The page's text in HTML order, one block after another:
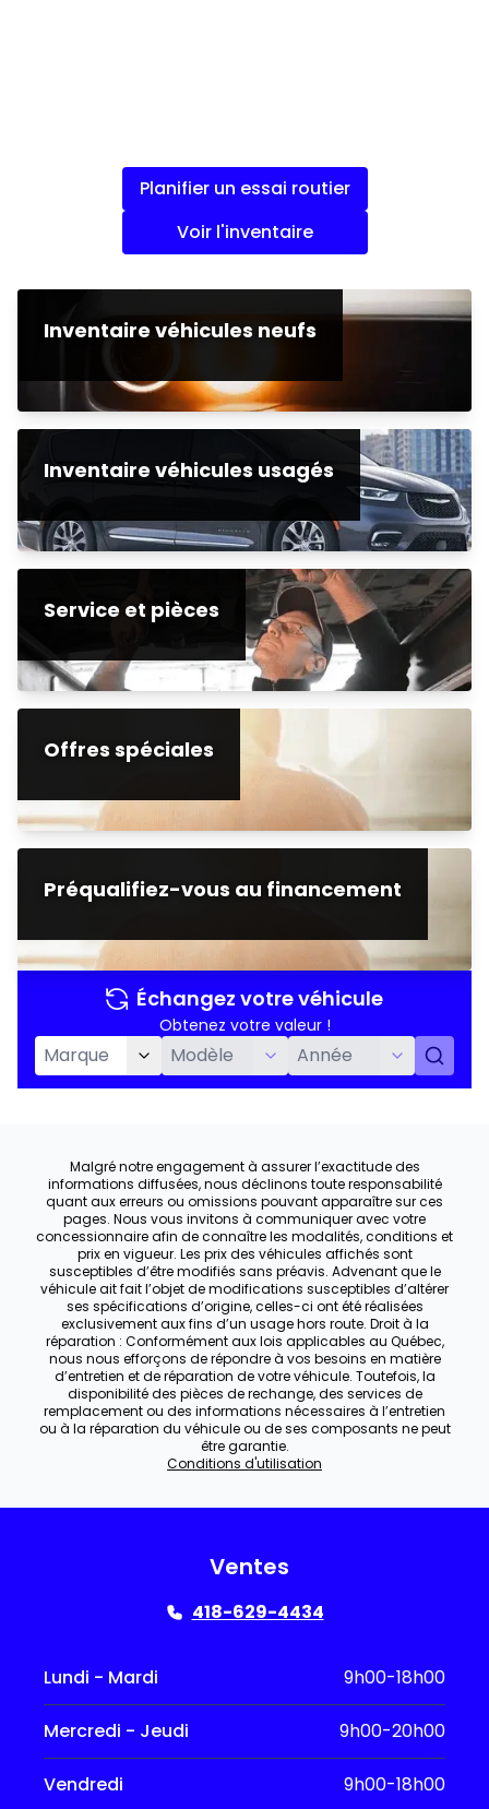
Planifier un essai routier
Voir l'inventaire
Inventaire véhicules neufs
Inventaire véhicules usagés
Service et pièces
Offres spéciales
Préqualifiez-vous au financement
Échangez votre véhicule
Obtenez votre valeur !
Malgré notre engagement à assurer l’exactitude des
informations diffusées, nous déclinons toute responsabilité
quant aux erreurs ou omissions pouvant apparaître sur ces
pages. Nous vous invitons à communiquer avec votre
concessionnaire afin de connaître les modalités, conditions et
prix en vigueur. Les prix des véhicules affichés sont
susceptibles d’être modifiés sans préavis. Advenant que le
véhicule ait fait l’objet de modifications susceptibles d’altérer
ses spécifications d’origine, celles-ci ont été réalisées
exclusivement aux fins d’un usage hors route. Droit à la
réparation : Conformément aux lois applicables au Québec,
nous nous efforçons de répondre à vos besoins en matière
d’entretien et de réparation de votre véhicule. Toutefois, la
disponibilité des pièces de rechange, des services de
remplacement ou des informations nécessaires à l’entretien
ou à la réparation du véhicule ou de ses composants ne peut
être garantie.
Conditions d'utilisation
Ventes
418-629-4434
Lundi - Mardi 9h00-18h00
Mercredi - Jeudi 9h00-20h00
Vendredi 9h00-18h00